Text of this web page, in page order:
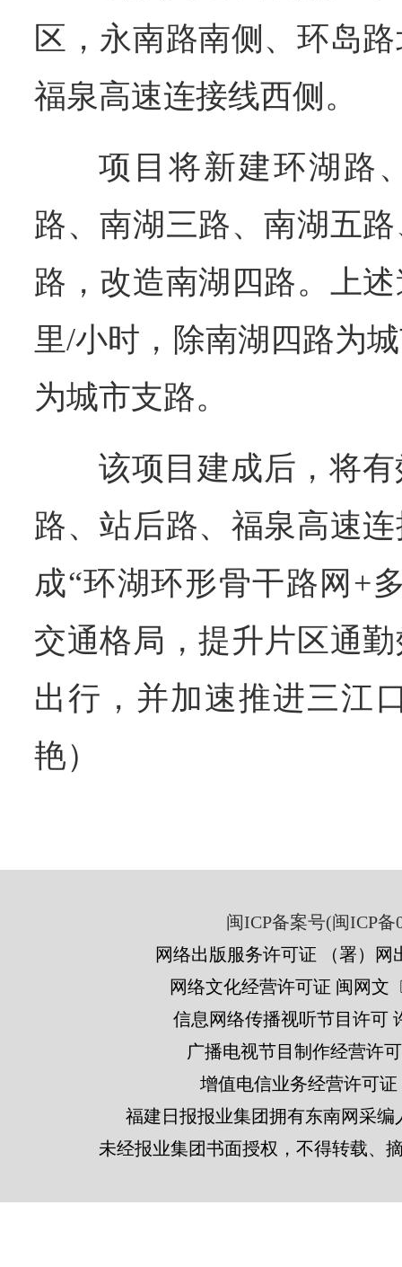
区，永南路南侧、环岛
福泉高速连接线西侧。
项目将新建环湖路
路、南湖三路、南湖五
路，改造南湖四路。上
里/小时，除南湖四路为
为城市支路。
该项目建成后，将
路、站后路、福泉高速
成“环湖环形骨干路网+
交通格局，提升片区通
出行，并加速推进三江
艳）
闽ICP备案号(闽ICP备
网络出版服务许可证 （署）网
网络文化经营许可证 闽网文
信息网络传播视听节目许可
广播电视节目制作经营许
增值电信业务经营许可证
福建日报报业集团拥有东南网采
未经报业集团书面授权，不得转载、